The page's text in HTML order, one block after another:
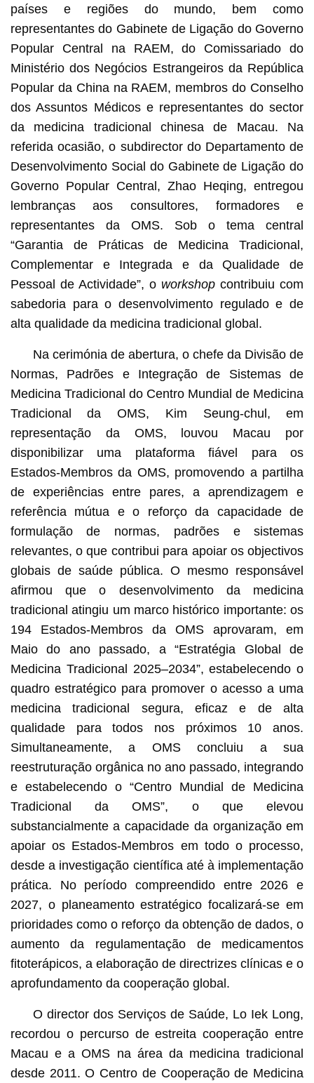
países e regiões do mundo, bem como
representantes do Gabinete de Ligação do Governo
Popular Central na RAEM, do Comissariado do
Ministério dos Negócios Estrangeiros da República
Popular da China na RAEM, membros do Conselho
dos Assuntos Médicos e representantes do sector
da medicina tradicional chinesa de Macau. Na
referida ocasião, o subdirector do Departamento de
Desenvolvimento Social do Gabinete de Ligação do
Governo Popular Central, Zhao Heqing, entregou
lembranças aos consultores, formadores e
representantes da OMS. Sob o tema central
“Garantia de Práticas de Medicina Tradicional,
Complementar e Integrada e da Qualidade de
Pessoal de Actividade”, o workshop contribuiu com
sabedoria para o desenvolvimento regulado e de
alta qualidade da medicina tradicional global.
Na cerimónia de abertura, o chefe da Divisão de
Normas, Padrões e Integração de Sistemas de
Medicina Tradicional do Centro Mundial de Medicina
Tradicional da OMS, Kim Seung-chul, em
representação da OMS, louvou Macau por
disponibilizar uma plataforma fiável para os
Estados-Membros da OMS, promovendo a partilha
de experiências entre pares, a aprendizagem e
referência mútua e o reforço da capacidade de
formulação de normas, padrões e sistemas
relevantes, o que contribui para apoiar os objectivos
globais de saúde pública. O mesmo responsável
afirmou que o desenvolvimento da medicina
tradicional atingiu um marco histórico importante: os
194 Estados-Membros da OMS aprovaram, em
Maio do ano passado, a “Estratégia Global de
Medicina Tradicional 2025–2034”, estabelecendo o
quadro estratégico para promover o acesso a uma
medicina tradicional segura, eficaz e de alta
qualidade para todos nos próximos 10 anos.
Simultaneamente, a OMS concluiu a sua
reestruturação orgânica no ano passado, integrando
e estabelecendo o “Centro Mundial de Medicina
Tradicional da OMS”, o que elevou
substancialmente a capacidade da organização em
apoiar os Estados-Membros em todo o processo,
desde a investigação científica até à implementação
prática. No período compreendido entre 2026 e
2027, o planeamento estratégico focalizará-se em
prioridades como o reforço da obtenção de dados, o
aumento da regulamentação de medicamentos
fitoterápicos, a elaboração de directrizes clínicas e o
aprofundamento da cooperação global.
O director dos Serviços de Saúde, Lo Iek Long,
recordou o percurso de estreita cooperação entre
Macau e a OMS na área da medicina tradicional
desde 2011. O Centro de Cooperação de Medicina